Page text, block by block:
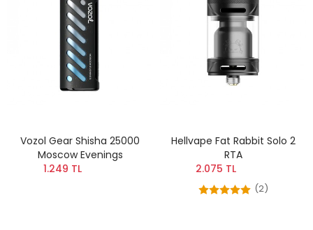
Vozol Gear Shisha 25000
Moscow Evenings
1.249 TL
Hellvape Fat Rabbit Solo 2
RTA
2.075 TL
(2)